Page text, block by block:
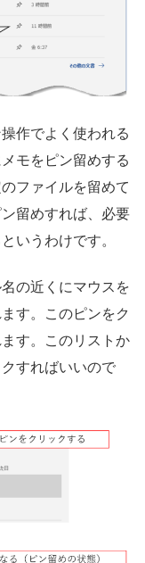
作でよく使われる
モをピン留めする
ファイルを留めて
留めすれば、必要
いうわけです。
の近くにマウスを
す。このピンをク
す。このリストか
すればいいので